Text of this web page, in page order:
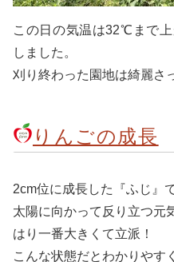
この日の気温は32℃まで
しました。
刈り終わった園地は綺麗さ
りんごの成長
2cm位に成長した『ふじ』で
太陽に向かって反り立つ元
はり一番大きくて立派！
こんな状態だとわかりやす